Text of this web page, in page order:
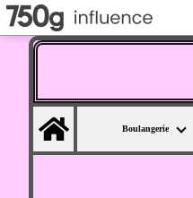
Boulangerie